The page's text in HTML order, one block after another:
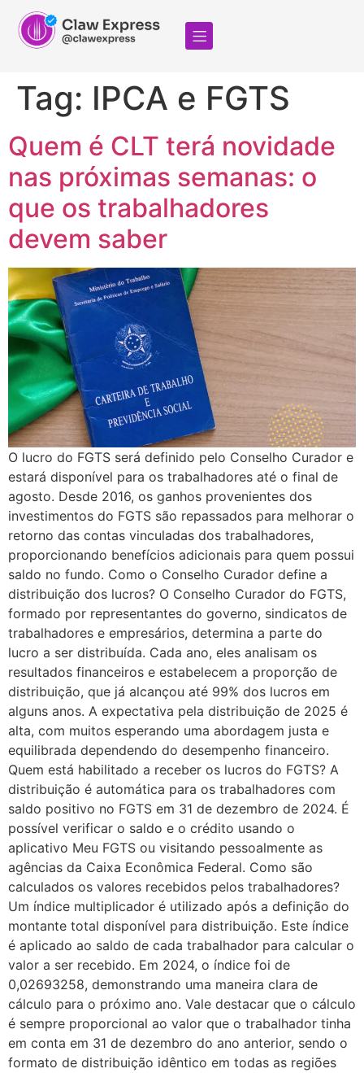
Tag: IPCA e FGTS
Quem é CLT terá novidade
nas próximas semanas: o
que os trabalhadores
devem saber
O lucro do FGTS será definido pelo Conselho Curador e
estará disponível para os trabalhadores até o final de
agosto. Desde 2016, os ganhos provenientes dos
investimentos do FGTS são repassados para melhorar o
retorno das contas vinculadas dos trabalhadores,
proporcionando benefícios adicionais para quem possui
saldo no fundo. Como o Conselho Curador define a
distribuição dos lucros? O Conselho Curador do FGTS,
formado por representantes do governo, sindicatos de
trabalhadores e empresários, determina a parte do
lucro a ser distribuída. Cada ano, eles analisam os
resultados financeiros e estabelecem a proporção de
distribuição, que já alcançou até 99% dos lucros em
alguns anos. A expectativa pela distribuição de 2025 é
alta, com muitos esperando uma abordagem justa e
equilibrada dependendo do desempenho financeiro.
Quem está habilitado a receber os lucros do FGTS? A
distribuição é automática para os trabalhadores com
saldo positivo no FGTS em 31 de dezembro de 2024. É
possível verificar o saldo e o crédito usando o
aplicativo Meu FGTS ou visitando pessoalmente as
agências da Caixa Econômica Federal. Como são
calculados os valores recebidos pelos trabalhadores?
Um índice multiplicador é utilizado após a definição do
montante total disponível para distribuição. Este índice
é aplicado ao saldo de cada trabalhador para calcular o
valor a ser recebido. Em 2024, o índice foi de
0,02693258, demonstrando uma maneira clara de
cálculo para o próximo ano. Vale destacar que o cálculo
é sempre proporcional ao valor que o trabalhador tinha
em conta em 31 de dezembro do ano anterior, sendo o
formato de distribuição idêntico em todas as regiões